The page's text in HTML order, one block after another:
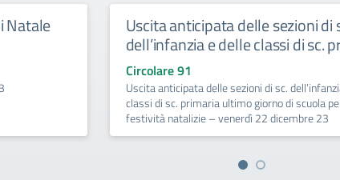
Natale Uscita anticipata delle sezioni di
dell’infanzia e delle classi di sc.
Circolare 91
Uscita anticipata delle sezioni di sc.
classi di sc. primaria ultimo giorno di scuola
festività natalizie – venerdì 22 dicembre 23